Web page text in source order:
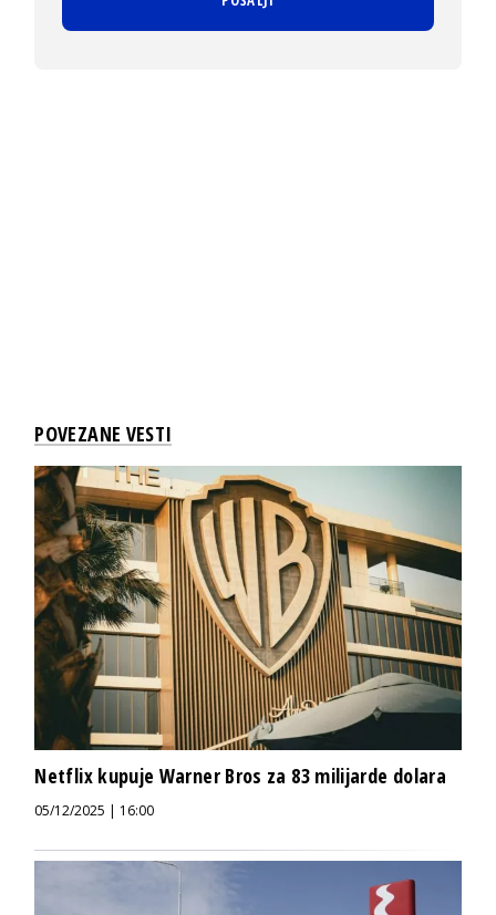
POVEZANE VESTI
Netflix kupuje Warner Bros za 83 milijarde dolara
05/12/2025 | 16:00